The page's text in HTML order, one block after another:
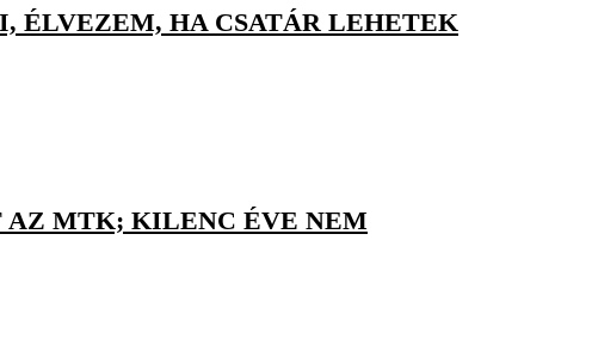
ÉLVEZEM, HA CSATÁR LEHETEK
AZ MTK; KILENC ÉVE NEM